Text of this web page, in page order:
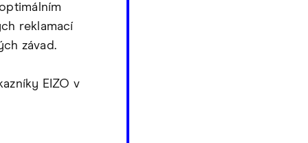
reklamací
závad.
EIZO v